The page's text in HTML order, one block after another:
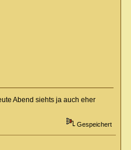
Abend siehts ja auch eher
Gespeichert